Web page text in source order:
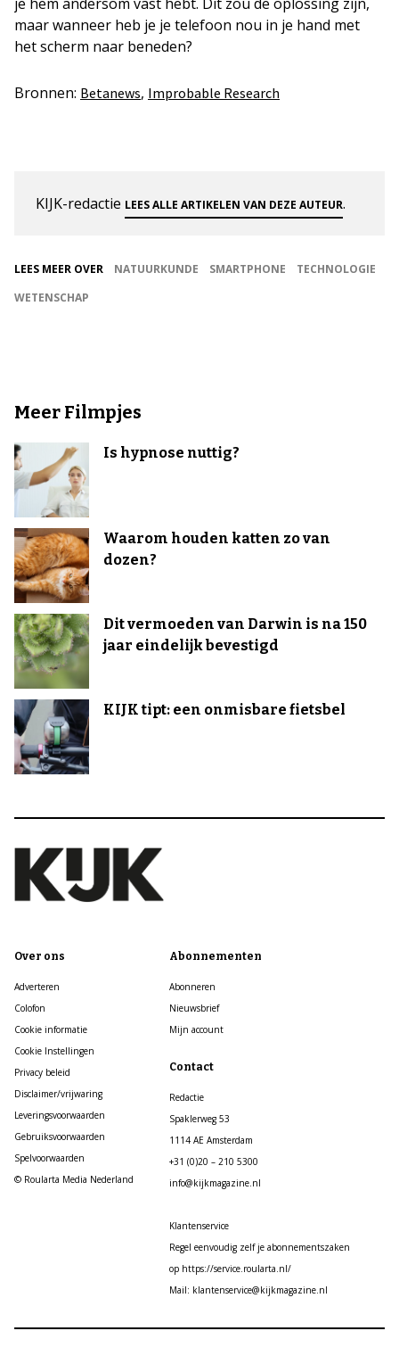
maar wanneer heb je je telefoon nou in je hand met
het scherm naar beneden?
Bronnen: Betanews, Improbable Research
KIJK-redactie LEES ALLE ARTIKELEN VAN DEZE AUTEUR.
LEES MEER OVER NATUURKUNDE SMARTPHONE
TECHNOLOGIE
WETENSCHAP
Meer Filmpjes
Is hypnose nuttig?
Waarom houden katten zo van
dozen?
Dit vermoeden van Darwin is na 150
jaar eindelijk bevestigd
KIJK tipt: een onmisbare fietsbel
Over ons
Adverteren
Colofon
Cookie informatie
Cookie Instellingen
Privacy beleid
Disclaimer/vrijwaring
Leveringsvoorwaarden
Gebruiksvoorwaarden
Spelvoorwaarden
© Roularta Media Nederland
Abonnementen
Abonneren
Nieuwsbrief
Mijn account
Contact
Redactie
Spaklerweg 53
1114 AE Amsterdam
+31 (0)20 – 210 5300
info@kijkmagazine.nl
Klantenservice
Regel eenvoudig zelf je abonnementszaken
op https://service.roularta.nl/
Mail: klantenservice@kijkmagazine.nl